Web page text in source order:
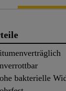
bakterielle